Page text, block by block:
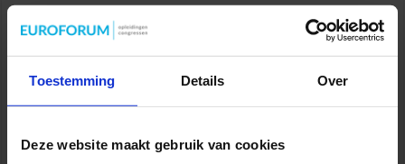
Toestemming Details Over
Deze website maakt gebruik van cookies